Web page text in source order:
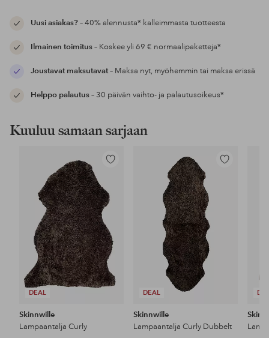
Uusi asiakas?– 40% alennusta* kalleimmasta tuotteesta
Ilmainen toimitus– Koskee yli 69 € normaalipaketteja*
Joustavat maksutavat– Maksa nyt, myöhemmin tai maksa erissä
Helppo palautus– 30 päivän vaihto- ja palautusoikeus*
Kuuluu samaan sarjaan
DEAL
Lisää
Skinnwille
Lampaantalja Curly
DEAL
Lisää
Skinnwille
Lampaantalja Curly Dubbelt